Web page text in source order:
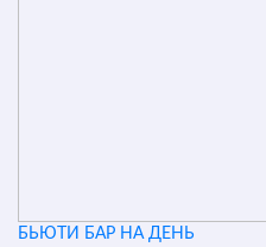
БЬЮТИ БАР НА ДЕНЬ